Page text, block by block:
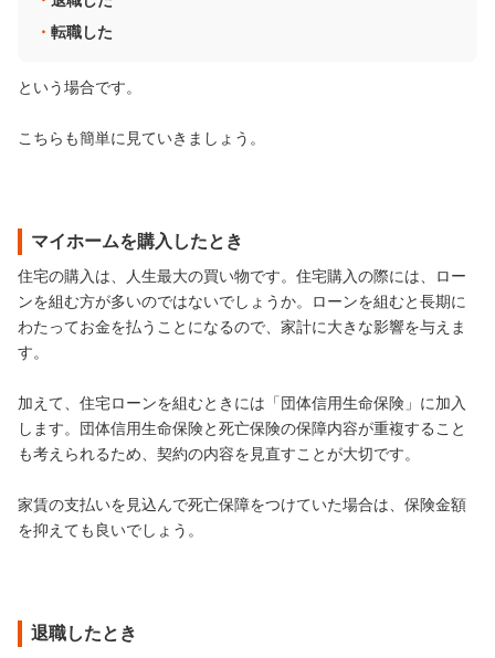
転職した
という場合です。
こちらも簡単に見ていきましょう。
マイホームを購入したとき
住宅の購入は、人生最大の買い物です。住宅購入の際には、ロー
ンを組む方が多いのではないでしょうか。ローンを組むと長期に
わたってお金を払うことになるので、家計に大きな影響を与えま
す。
加えて、住宅ローンを組むときには「団体信用生命保険」に加入
します。団体信用生命保険と死亡保険の保障内容が重複すること
も考えられるため、契約の内容を見直すことが大切です。
家賃の支払いを見込んで死亡保障をつけていた場合は、保険金額
を抑えても良いでしょう。
退職したとき